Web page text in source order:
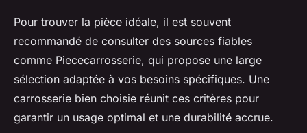
Pour trouver la pièce idéale, il est souvent
recommandé de consulter des sources fiables
comme Piececarrosserie, qui propose une large
sélection adaptée à vos besoins spécifiques. Une
carrosserie bien choisie réunit ces critères pour
garantir un usage optimal et une durabilité accrue.